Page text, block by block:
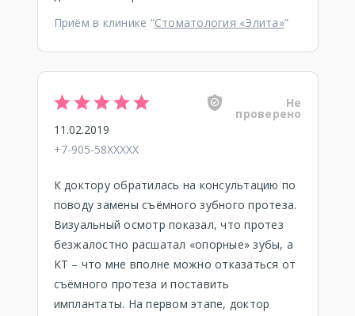
Приём в клинике “Стоматология «Элита»”
Не
проверено
11.02.2019
+7-905-58XXXXX
К доктору обратилась на консультацию по
поводу замены съёмного зубного протеза.
Визуальный осмотр показал, что протез
безжалостно расшатал «опорные» зубы, а
КТ – что мне вполне можно отказаться от
съёмного протеза и поставить
имплантаты. На первом этапе, доктор